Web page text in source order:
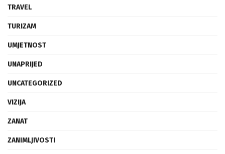
TRAVEL
TURIZAM
UMJETNOST
UNAPRIJED
UNCATEGORIZED
VIZIJA
ZANAT
ZANIMLJIVOSTI